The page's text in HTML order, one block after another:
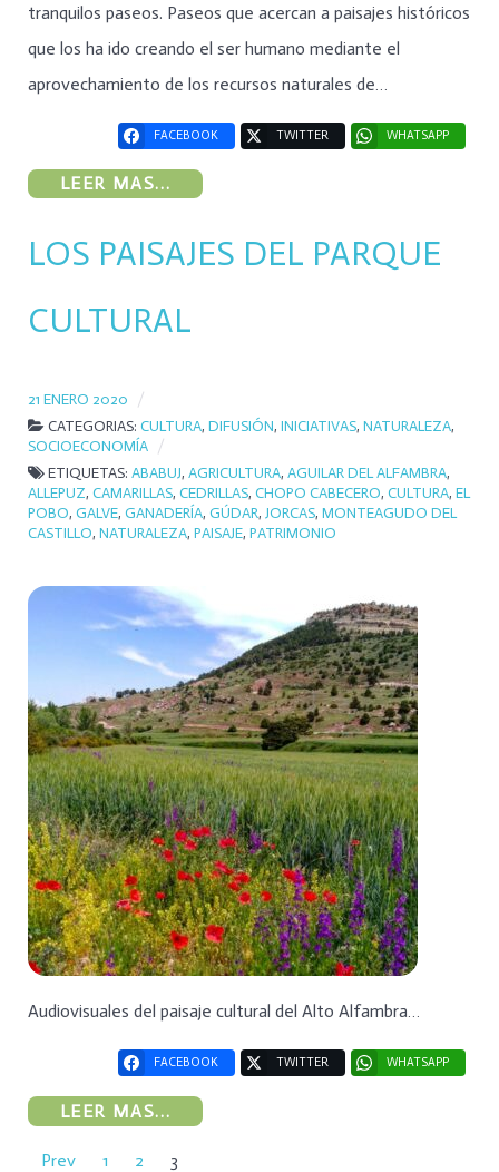
tranquilos paseos. Paseos que acercan a paisajes históricos
que los ha ido creando el ser humano mediante el
aprovechamiento de los recursos naturales de…
FACEBOOK TWITTER WHATSAPP
LEER MAS...
LOS PAISAJES DEL PARQUE
CULTURAL
21 ENERO 2020
CATEGORIAS: CULTURA, DIFUSIÓN, INICIATIVAS, NATURALEZA,
SOCIOECONOMÍA
ETIQUETAS: ABABUJ, AGRICULTURA, AGUILAR DEL ALFAMBRA,
ALLEPUZ, CAMARILLAS, CEDRILLAS, CHOPO CABECERO, CULTURA, EL
POBO, GALVE, GANADERÍA, GÚDAR, JORCAS, MONTEAGUDO DEL
CASTILLO, NATURALEZA, PAISAJE, PATRIMONIO
Audiovisuales del paisaje cultural del Alto Alfambra…
FACEBOOK TWITTER WHATSAPP
LEER MAS...
Prev 1 2 3